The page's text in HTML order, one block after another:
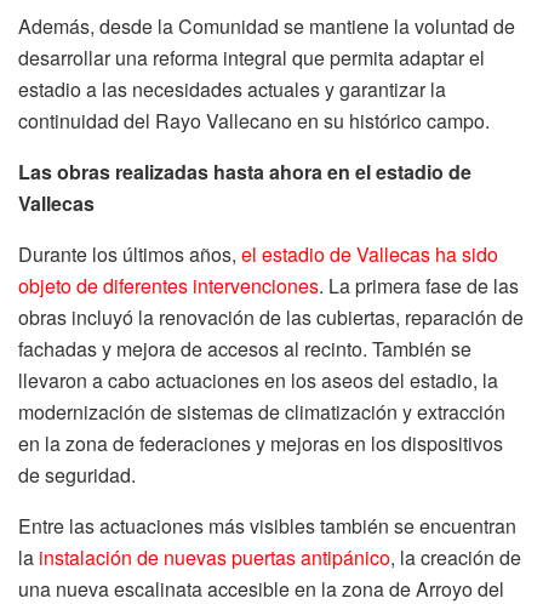
Además, desde la Comunidad se mantiene la voluntad de
desarrollar una reforma integral que permita adaptar el
estadio a las necesidades actuales y garantizar la
continuidad del Rayo Vallecano en su histórico campo.
Las obras realizadas hasta ahora en el estadio de
Vallecas
Durante los últimos años, el estadio de Vallecas ha sido
objeto de diferentes intervenciones. La primera fase de las
obras incluyó la renovación de las cubiertas, reparación de
fachadas y mejora de accesos al recinto. También se
llevaron a cabo actuaciones en los aseos del estadio, la
modernización de sistemas de climatización y extracción
en la zona de federaciones y mejoras en los dispositivos
de seguridad.
Entre las actuaciones más visibles también se encuentran
la instalación de nuevas puertas antipánico, la creación de
una nueva escalinata accesible en la zona de Arroyo del